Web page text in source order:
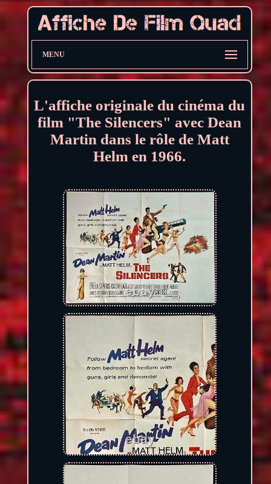
MENU
L'affiche originale du cinéma du
film "The Silencers" avec Dean
Martin dans le rôle de Matt
Helm en 1966.